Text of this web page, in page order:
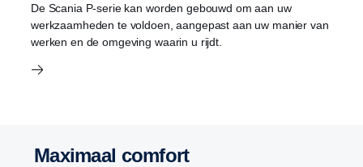
De Scania P-serie kan worden gebouwd om aan uw
werkzaamheden te voldoen, aangepast aan uw manier van
werken en de omgeving waarin u rijdt.
Maximaal comfort